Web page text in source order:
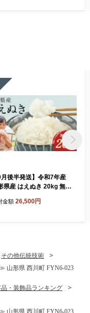
月後半発送】令和7年産
県産 はえぬき 20kg 無洗
飯 白米 国産 ブランド米
金額 26,500円
その他伝統技術
形県 西川町 FYN6-023
品・装飾品ランキング